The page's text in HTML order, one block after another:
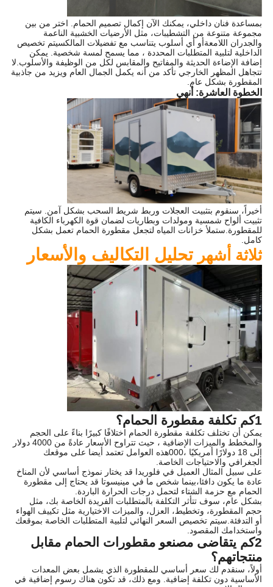
بمساعدة فنان داخلي، يمكنك الآن إكمال تصميم الحمام. اختر من بين
مجموعة متنوعة من التشطيبات، مثل الأرضيات الخشبية الناعمة
والجدران اللامعةأو أي أسلوب يتناسب مع تفضيلات المالكسيتم تخصيص
الداخلية لتلبية المتطلبات المحددة ، مما يسمح لمسة شخصية. يمكن
إضافة الإضاءة الحديثة والمفاتيح والمقابس لكل من الوظيفة والأسلوب.لا
تتجاهل المظهر الخارجي تأكد من أنه يكمل الجمال العام ويزيد من جاذبية
المقطورة بشكل عام.
الخطوة العاشرة: أنهي
أخيراً، سنقوم بتثبيت العجلات وربط شريط السحب بشكل آمن. سيتم
تثبيت ألواح شمسية ومولدات وبطاريات لضمان قوة الكهرباء الكافية
للمقطورة.ستملأ خزانات المياه لتجعل مقطورة الحمام تعمل بشكل
كامل.
ثلاثة أشهر تحليل التكاليف والأسعار
1كم تكلفة مقطورة الحمام؟
يمكن أن تختلف تكلفة مقطورة الحمام اختلافًا كبيرًا بناءً على الحجم
والمخطط والميزات الإضافية ، حيث تتراوح الأسعار عادةً من 4000 دولار
إلى 18 دولارًا أمريكيًا ،000هذه العوامل تعتمد أيضا على موقعك
الجغرافي والاحتياجات الخاصة.
على سبيل المثال العميل في فلوريدا قد يختار نموذج أساسي لأن المناخ
عادة ما يكون دافئا،بينما شخص ما في مينيسوتا قد يحتاج إلى مقطورة
الحمام مع حزمة الشتاء لتحمل درجات الحرارة الباردة.
بشكل عام، سوف تتأثر التكلفة بالمتطلبات الفريدة الخاصة بك، مثل
حجم المقطورة، وتخطيط، العزل، والميزات الاختيارية مثل تكييف الهواء
أو التدفئة.سيتم تخصيص السعر النهائي لتلبية المتطلبات الخاصة بموقعك
واستخدامك المقصود.
2كم يتقاضى مصنعو مقطورات الحمام مقابل
منتجاتهم؟
أولاً، سنقدم لك سعر أساسي للمقطورة الذي يشمل بعض المعدات
الأساسية دون تكلفة إضافية. ومع ذلك، قد تكون هناك رسوم إضافية في